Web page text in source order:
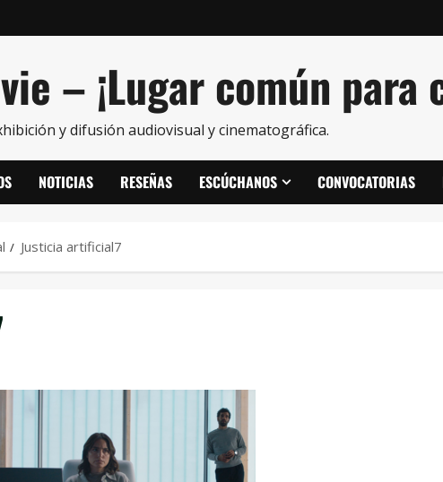
– ¡Lugar común
y difusión audiovisual y cinematográfica.
NOTICIAS RESEÑAS ESCÚCHANOS CONVOCATORIAS
Justicia artificial7